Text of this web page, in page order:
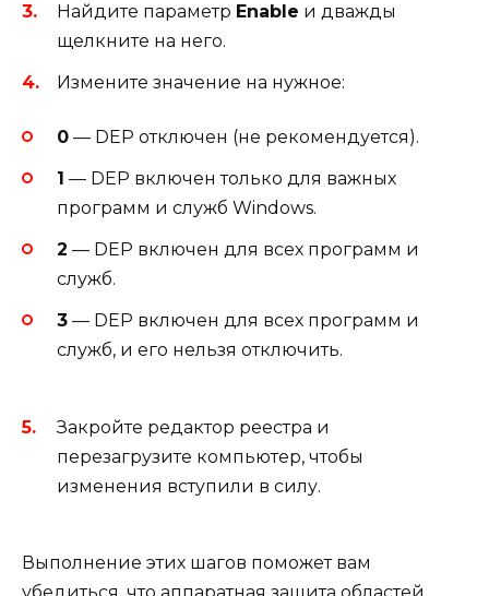
Найдите параметр Enable и дважды
щелкните на него.
Измените значение на нужное:
0 — DEP отключен (не рекомендуется).
1 — DEP включен только для важных
программ и служб Windows.
2 — DEP включен для всех программ и
служб.
3 — DEP включен для всех программ и
служб, и его нельзя отключить.
Закройте редактор реестра и
перезагрузите компьютер, чтобы
изменения вступили в силу.
Выполнение этих шагов поможет вам